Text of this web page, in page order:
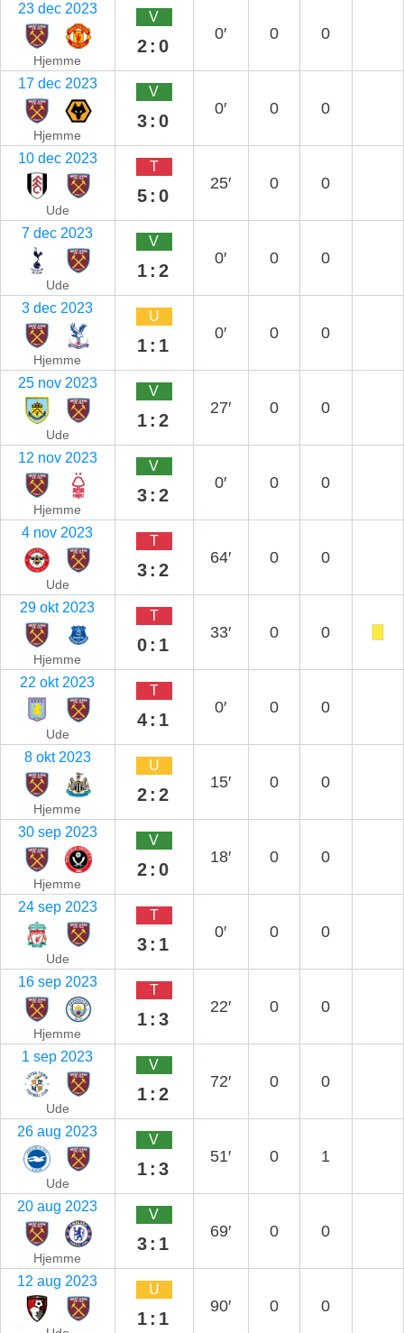
23 dec 2023
Hjemme
V
2:0
0′ 0 0
17 dec 2023
Hjemme
V
3:0
0′ 0 0
10 dec 2023
Ude
T
5:0
25′ 0 0
7 dec 2023
Ude
V
1:2
0′ 0 0
3 dec 2023
Hjemme
U
1:1
0′ 0 0
25 nov 2023
Ude
V
1:2
27′ 0 0
12 nov 2023
Hjemme
V
3:2
0′ 0 0
4 nov 2023
Ude
T
3:2
64′ 0 0
29 okt 2023
Hjemme
T
0:1
33′ 0 0
22 okt 2023
Ude
T
4:1
0′ 0 0
8 okt 2023
Hjemme
U
2:2
15′ 0 0
30 sep 2023
Hjemme
V
2:0
18′ 0 0
24 sep 2023
Ude
T
3:1
0′ 0 0
16 sep 2023
Hjemme
T
1:3
22′ 0 0
1 sep 2023
Ude
V
1:2
72′ 0 0
26 aug 2023
Ude
V
1:3
51′ 0 1
20 aug 2023
Hjemme
V
3:1
69′ 0 0
12 aug 2023
U
1:1
90′ 0 0